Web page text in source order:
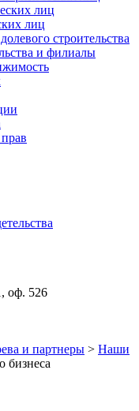
лиц
лиц
строительства
и филиалы
оф. 526
и партнеры > Наши
бизнеса